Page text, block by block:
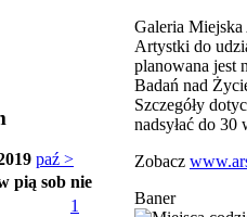
paź >
pią sob nie
1
Galeria
Artystki do
planowana jest
Badań nad
Szczegóły
nadsyłać do 30
Zobacz
Baner